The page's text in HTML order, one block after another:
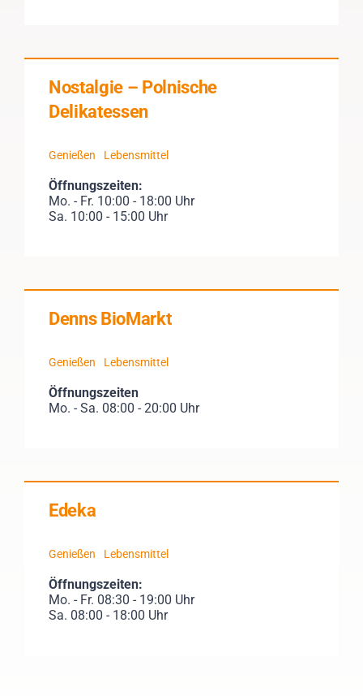
Nostalgie – Polnische
Delikatessen
Genießen Lebensmittel
Öffnungszeiten:
Mo. - Fr. 10:00 - 18:00 Uhr
Sa. 10:00 - 15:00 Uhr
Denns BioMarkt
Genießen Lebensmittel
Öffnungszeiten
Mo. - Sa. 08:00 - 20:00 Uhr
Edeka
Genießen Lebensmittel
Öffnungszeiten:
Mo. - Fr. 08:30 - 19:00 Uhr
Sa. 08:00 - 18:00 Uhr